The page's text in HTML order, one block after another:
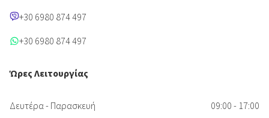
+30 6980 874 497
+30 6980 874 497
Ώρες Λειτουργίας
Δευτέρα - Παρασκευή
09:00 - 17:00